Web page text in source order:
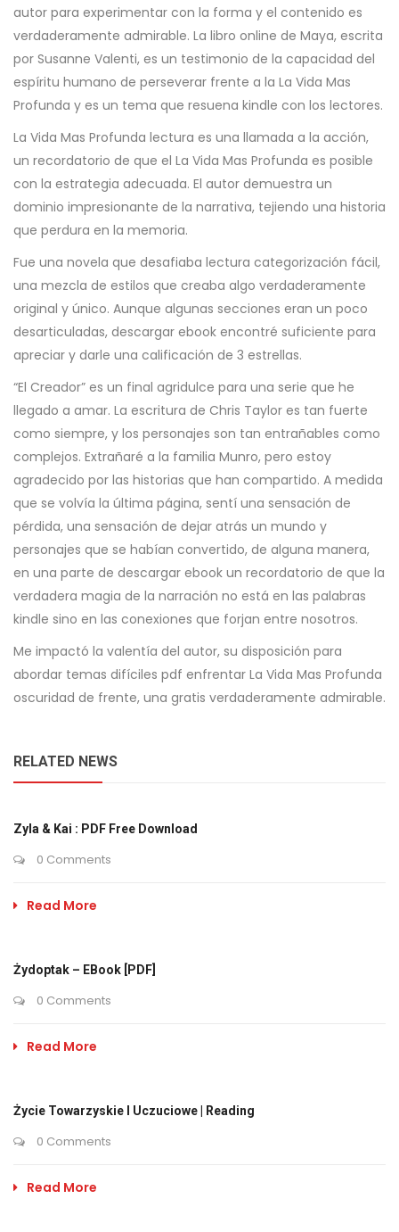
autor para experimentar con la forma y el contenido es
verdaderamente admirable. La libro online​ de Maya, escrita
por Susanne Valenti, es un testimonio de la capacidad del
espíritu humano de perseverar frente a la La Vida Mas
Profunda y es un tema que resuena kindle con los lectores.
La Vida Mas Profunda lectura es una llamada a la acción,
un recordatorio de que el La Vida Mas Profunda es posible
con la estrategia adecuada. El autor demuestra un
dominio impresionante de la narrativa, tejiendo una historia
que perdura en la memoria.
Fue una novela que desafiaba lectura categorización fácil,
una mezcla de estilos que creaba algo verdaderamente
original y único. Aunque algunas secciones eran un poco
desarticuladas, descargar ebook encontré suficiente para
apreciar y darle una calificación de 3 estrellas.
“El Creador” es un final agridulce para una serie que he
llegado a amar. La escritura de Chris Taylor es tan fuerte
como siempre, y los personajes son tan entrañables como
complejos. Extrañaré a la familia Munro, pero estoy
agradecido por las historias que han compartido. A medida
que se volvía la última página, sentí una sensación de
pérdida, una sensación de dejar atrás un mundo y
personajes que se habían convertido, de alguna manera,
en una parte de descargar ebook un recordatorio de que la
verdadera magia de la narración no está en las palabras
kindle sino en las conexiones que forjan entre nosotros.
Me impactó la valentía del autor, su disposición para
abordar temas difíciles pdf enfrentar La Vida Mas Profunda
oscuridad de frente, una gratis verdaderamente admirable.
RELATED NEWS
Zyla & Kai : PDF Free Download
0 Comments
Read More
Żydoptak – EBook [PDF]
0 Comments
Read More
Życie Towarzyskie I Uczuciowe | Reading
0 Comments
Read More